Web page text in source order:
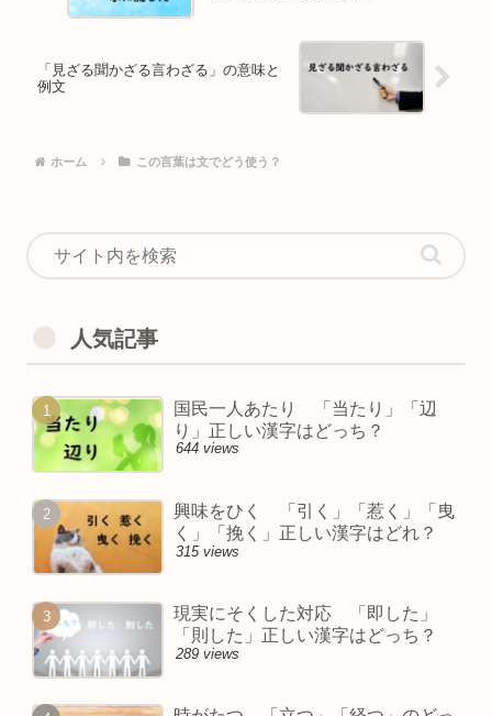
「見ざる聞かざる言わざる」の意味と
例文
ホーム この言葉は文でどう使う？
人気記事
国民一人あたり 「当たり」「辺
り」正しい漢字はどっち？
644 views
興味をひく 「引く」「惹く」「曳
く」「挽く」正しい漢字はどれ？
315 views
現実にそくした対応 「即した」
「則した」正しい漢字はどっち？
289 views